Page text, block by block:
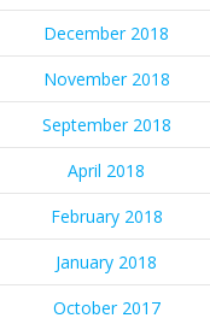
December 2018
November 2018
September 2018
April 2018
February 2018
January 2018
October 2017